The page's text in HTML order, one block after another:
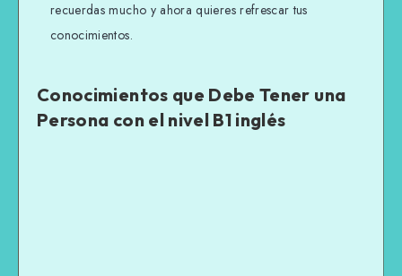
recuerdas mucho y ahora quieres refrescar tus
conocimientos.
Conocimientos que Debe Tener una
Persona con el nivel B1 inglés